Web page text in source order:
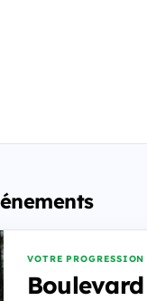
VOTRE PROGRESSION